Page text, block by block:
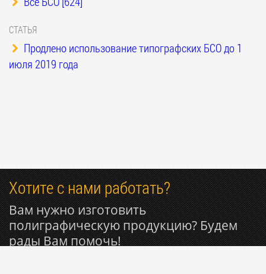
СТАТЬЯ
Продлено использование типографских БСО до 1
июля 2019 года
Хотите с нами работать?
Вам нужно изготовить
полиграфическую продукцию? Будем
рады Вам помочь!